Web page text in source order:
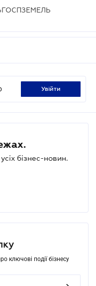
увійти
бізнес-новин.
ключові події бізнесу